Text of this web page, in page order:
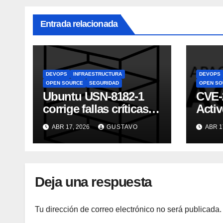
Entrada relacionada
DEVOPS
INFRAESTRUCTURA
OPEN SOURCE
SEGURIDAD
Ubuntu USN-8182-1
corrige fallas críticas
de Rack en
producción
ABR 17, 2026 GUSTAVO
DEVOPS
OPEN
con
ABR
Deja una respuesta
Tu dirección de correo electrónico no será publicada.